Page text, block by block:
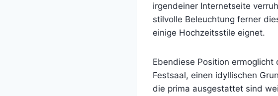
irgendeiner Internetseite
stilvolle Beleuchtung ferner
einige Hochzeitsstile eignet.
Ebendiese Position
Festsaal, einen idyllischen
die prima ausgestattet sind